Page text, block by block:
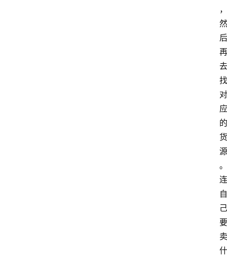
，
然
后
再
去
找
对
应
的
货
源
。
连
自
己
要
卖
什